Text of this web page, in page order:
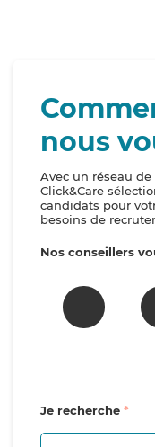
nous
Avec un réseau
Click&Care
candidats pour
besoins de
Nos conseillers
Je recherche